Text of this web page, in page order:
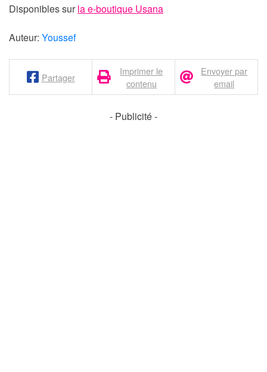
Disponibles surla e-boutique Usana
Auteur: Youssef
Partager
Imprimer le
contenu
Envoyer par
email
- Publicité -